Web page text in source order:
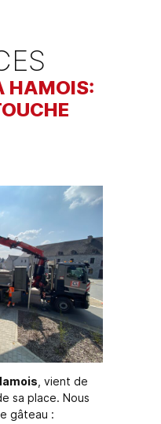
HAMOIS:
, vient de
sa place. Nous
gâteau :